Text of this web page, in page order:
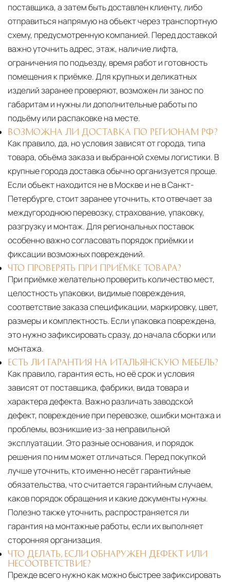
поставщика, а затем быть доставлен клиенту, либо
отправиться напрямую на объект через транспортную
схему, предусмотренную компанией. Перед доставкой
важно уточнить адрес, этаж, наличие лифта,
ограничения по подъезду, время работ и готовность
помещения к приёмке. Для крупных и деликатных
изделий заранее проверяют, возможен ли занос по
габаритам и нужны ли дополнительные работы по
подъёму или распаковке на месте.
ВОЗМОЖНА ЛИ ДОСТАВКА ПО РЕГИОНАМ РФ?
Как правило, да, но условия зависят от города, типа
товара, объёма заказа и выбранной схемы логистики. В
крупные города доставка обычно организуется проще.
Если объект находится не в Москве и не в Санкт-
Петербурге, стоит заранее уточнить, кто отвечает за
междугороднюю перевозку, страхование, упаковку,
разгрузку и монтаж. Для региональных поставок
особенно важно согласовать порядок приёмки и
фиксации возможных повреждений.
ЧТО ПРОВЕРЯТЬ ПРИ ПРИЁМКЕ ТОВАРА?
При приёмке желательно проверить количество мест,
целостность упаковки, видимые повреждения,
соответствие заказа спецификации, маркировку, цвет,
размеры и комплектность. Если упаковка повреждена,
это нужно зафиксировать сразу, до начала сборки или
монтажа.
ЕСТЬ ЛИ ГАРАНТИЯ НА ИТАЛЬЯНСКУЮ МЕБЕЛЬ?
Как правило, гарантия есть, но её срок и условия
зависят от поставщика, фабрики, вида товара и
характера дефекта. Важно различать заводской
дефект, повреждение при перевозке, ошибки монтажа и
проблемы, возникшие из-за неправильной
эксплуатации. Это разные основания, и порядок
решения по ним может отличаться. Перед покупкой
лучше уточнить, кто именно несёт гарантийные
обязательства, что считается гарантийным случаем,
каков порядок обращения и какие документы нужны.
Полезно также уточнить, распространяется ли
гарантия на монтажные работы, если их выполняет
сторонняя организация.
ЧТО ДЕЛАТЬ, ЕСЛИ ОБНАРУЖЕН ДЕФЕКТ ИЛИ
НЕСООТВЕТСТВИЕ?
Прежде всего нужно как можно быстрее зафиксировать